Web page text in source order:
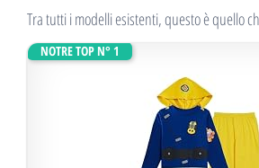
Tra tutti i modelli esistenti, questo è quello
NOTRE TOP N° 1